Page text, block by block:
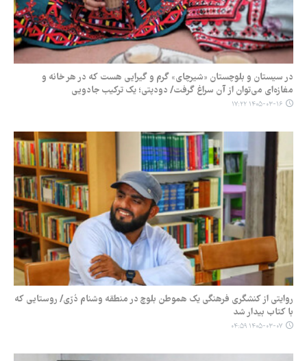
در سیستان و بلوچستان «شیرچای» گرم و گیرایی هست که در هر خانه و
مغازه‌ای می‌توان از آن سراغ گرفت/ دودپتی؛ یک ترکیب جادویی
۱۴۰۵-۰۳-۱۶ ۱۷:۲۲
روایتی از کنشگری فرهنگی یک هموطن بلوچ در منطقه وشنام دُرّی/ روستایی که
با کتاب بیدار شد
۱۴۰۵-۰۳-۰۷ ۰۴:۵۹